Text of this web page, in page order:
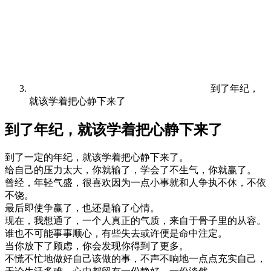
到了年纪，
就该学着把心静下来了
到了年纪，就该学着把心静下来了
到了一定的年纪，就该学着把心静下来了。
给自己的压力太大，你就输了，学会了不生气，你就赢了。
曾经，年轻气盛，很喜欢因为一点小事就和人争执不休，不依
不饶。
最后即使争赢了，也还是输了心情。
现在，我想通了，一个人真正的气质，来自于骨子里的从容。
谁也不可能事事顺心，有些失去或许便是命中注定。
当你放下了顾虑，你会发现你得到了更多。
不慌不忙地做好自己该做的事，不声不响地一点点充实自己，